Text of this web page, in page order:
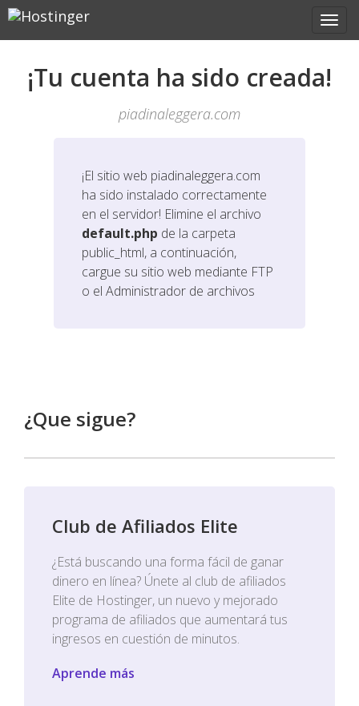
¡Tu cuenta ha sido creada!
piadinaleggera.com
¡El sitio web piadinaleggera.com
ha sido instalado correctamente
en el servidor! Elimine el archivo
default.php de la carpeta
public_html, a continuación,
cargue su sitio web mediante FTP
o el Administrador de archivos
¿Que sigue?
Club de Afiliados Elite
¿Está buscando una forma fácil de ganar
dinero en línea? Únete al club de afiliados
Elite de Hostinger, un nuevo y mejorado
programa de afiliados que aumentará tus
ingresos en cuestión de minutos.
Aprende más